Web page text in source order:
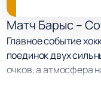
Матч Барыс –
Главное событие
поединок двух
очков, а атмосфера